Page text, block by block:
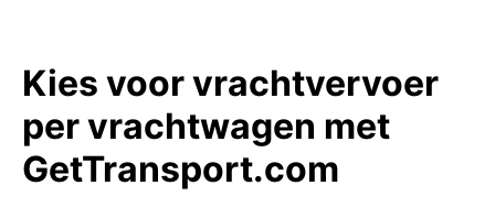
Kies voor vrachtvervoer
per vrachtwagen met
GetTransport.com